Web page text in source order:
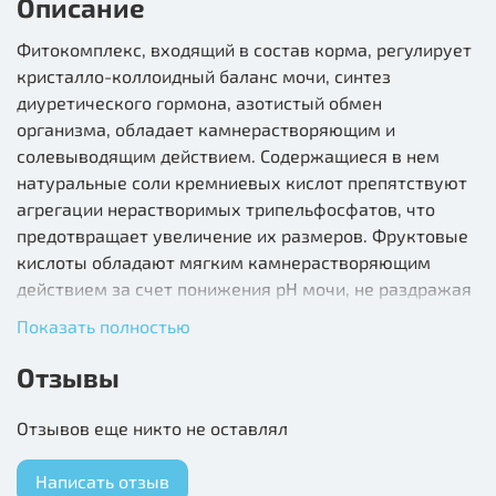
Описание
Фитокомплекс, входящий в состав корма, регулирует
кристалло-коллоидный баланс мочи, синтез
диуретического гормона, азотистый обмен
организма, обладает камнерастворяющим и
солевыводящим действием. Содержащиеся в нем
натуральные соли кремниевых кислот препятствуют
агрегации нерастворимых трипельфосфатов, что
предотвращает увеличение их размеров. Фруктовые
кислоты обладают мягким камнерастворяющим
действием за счет понижения рН мочи, не раздражая
рацион кормления способствует снижению риска
развития мочекаменной болезни и урологического
синдрома у кошек.
Состав: природный минеральный комплекс;
фитокомплекс экстрактов растений: листьев березы,
Показать полностью
Отзывы
Отзывов еще никто не оставлял
Написать отзыв